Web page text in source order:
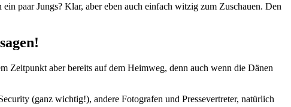
paar Jungs? Klar, aber eben auch einfach witzig zum Zuschauen. Den
Zeitpunkt aber bereits auf dem Heimweg, denn auch wenn die Dänen
(ganz wichtig!), andere Fotografen und Pressevertreter, natürlich